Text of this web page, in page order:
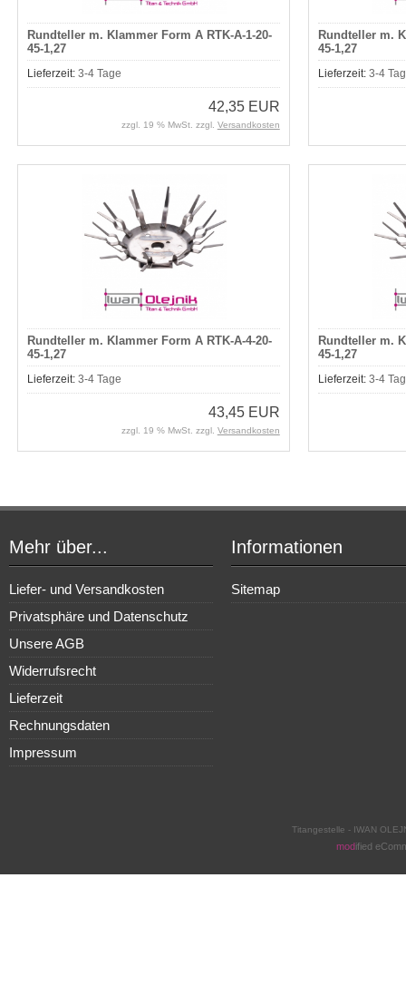
Rundteller m. Klammer Form A RTK-A-1-20-
45-1,27
Lieferzeit:3-4 Tage
42,35 EUR
zzgl. 19 % MwSt. zzgl. Versandkosten
Rundteller m.
45-1,27
Lieferzeit: 3-4
Rundteller m. Klammer Form A RTK-A-4-20-
45-1,27
Lieferzeit:3-4 Tage
43,45 EUR
zzgl. 19 % MwSt. zzgl. Versandkosten
Rundteller m.
45-1,27
Lieferzeit: 3-4
Mehr über...
Liefer- und Versandkosten
Privatsphäre und Datenschutz
Unsere AGB
Widerrufsrecht
Lieferzeit
Rechnungsdaten
Impressum
Informationen
Sitemap
Titangestelle - IWAN
modified